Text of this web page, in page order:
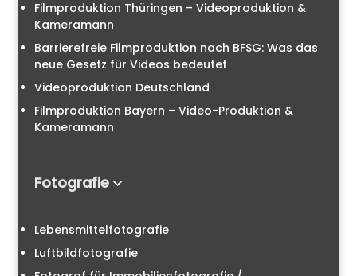
Filmproduktion Thüringen – Videoproduktion &
Kameramann
Barrierefreie Filmproduktion nach BFSG: Was das
neue Gesetz für Videos bedeutet
Videoproduktion Deutschland
Filmproduktion Bayern – Video-Produktion &
Kameramann
Fotografie
Lebensmittelfotografie
Luftbildfotografie